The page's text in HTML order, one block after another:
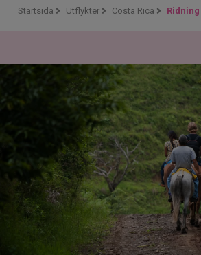
Startsida Utflykter Costa Rica